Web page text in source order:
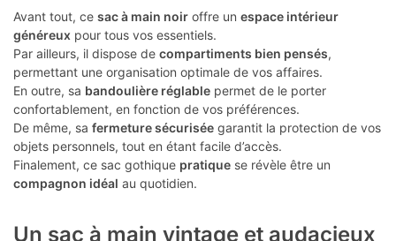
Avant tout, ce sac à main noir offre un espace intérieur
généreux pour tous vos essentiels.
Par ailleurs, il dispose de compartiments bien pensés,
permettant une organisation optimale de vos affaires.
En outre, sa bandoulière réglable permet de le porter
confortablement, en fonction de vos préférences.
De même, sa fermeture sécurisée garantit la protection de vos
objets personnels, tout en étant facile d’accès.
Finalement, ce sac gothique pratique se révèle être un
compagnon idéal au quotidien.
Un sac à main vintage et audacieux